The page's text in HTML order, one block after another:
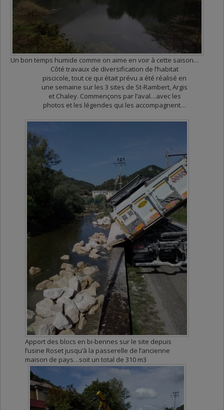
Un bon temps humide comme on aime en voir à cette saison…
Côté travaux de diversification de l’habitat
piscicole, tout ce qui était prévu a été réalisé en
une semaine sur les 3 sites de St-Rambert, Argis
et Chaley. Commençons par l’aval…avec les
photos et les légendes qui les accompagnent…
Apport des blocs en bi-bennes sur le site depuis
l’usine Roset jusqu’à la passerelle de l’ancienne
maison de pays…soit un total de 310 m3